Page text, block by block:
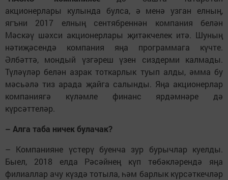
акционерлары кулында булса, ә менә узган елның,
ягъни 2017 елның сентябреннән компания белән
Мәскәү шәхси акционерлары җитәкчелек итә. Шуның
нәтиҗәсендә компания яңа программага күчте.
Әлбәттә, мондый үзгәреш үзен сиздерми калмады.
Түләүләр белән азрак тоткарлык туып алды, әмма бу
мәсьәлә тиз арада җайга салынды. Яңа акционерлар
компаниягә күләмле финанс ярдәмнәре дә
күрсәттеләр.
– Алга таба ничек булачак?
– Компанияне үстерү буенча зур бурычлар куелды.
Быел, 2018 елда Рәсәйнең күп төбәкләрендә яңа
филиаллар ачу күздә тотыла, һәм барлык күрсәткечләр